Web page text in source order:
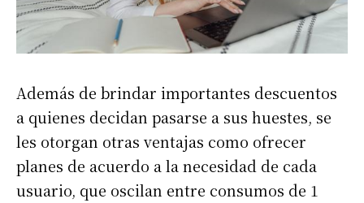
Además de brindar importantes descuentos
a quienes decidan pasarse a sus huestes, se
les otorgan otras ventajas como ofrecer
planes de acuerdo a la necesidad de cada
usuario, que oscilan entre consumos de 1